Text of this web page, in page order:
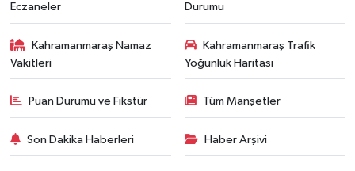
Eczaneler
Durumu
Kahramanmaraş Namaz
Vakitleri
Kahramanmaraş Trafik
Yoğunluk Haritası
Puan Durumu ve Fikstür Tüm Manşetler
Son Dakika Haberleri Haber Arşivi